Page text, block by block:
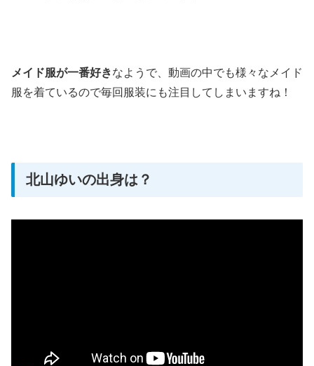
メイド服が一番好きなようで、動画の中でも様々なメイド
服を着ているので毎回服装にも注目してしまいますね！
北山ゆいの出身は？